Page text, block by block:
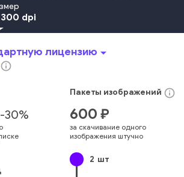
dpi
Облачный Пейзаж
Атмосфера События
природный
вибрирующий
пушистый
абстрактный солнечный
лицензиюarrow_drop_down
info_outline
-30%
Пакеты изображений info_outline
600 ₽
за скачивание одного
изображения штучно
2 шт